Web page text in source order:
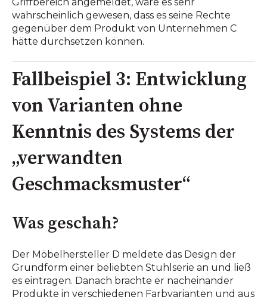
wahrscheinlich gewesen, dass es seine Rechte
gegenüber dem Produkt von Unternehmen C
hätte durchsetzen können.
Fallbeispiel 3: Entwicklung
von Varianten ohne
Kenntnis des Systems der
„verwandten
Geschmacksmuster“
Was geschah?
Der Möbelhersteller D meldete das Design der
Grundform einer beliebten Stuhlserie an und ließ
es eintragen. Danach brachte er nacheinander
Produkte in verschiedenen Farbvarianten und aus